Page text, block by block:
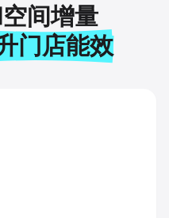
间增量
门店能效